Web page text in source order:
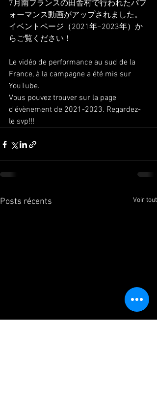
7月南フランスの田舎村で行われたパフ
ォーマンス動画がアップされました。
イベントページ（2021年−2023年）か
らご覧ください！
Le vidéo de performance au sud de la
France, à la campagne a été mis sur
YouTube.
Vous pouvez trouver sur la page
d'évènement de 2021-2023. Regardez-
le svp!!!
Posts récents Voir tout